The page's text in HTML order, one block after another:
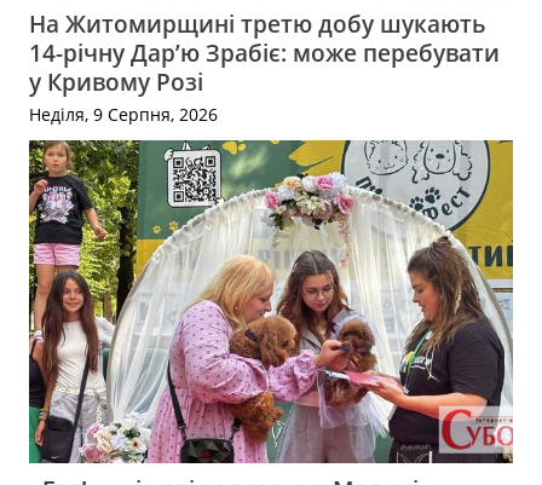
На Житомирщині третю добу шукають
14-річну Дар’ю Зрабіє: може перебувати
у Кривому Розі
Неділя, 9 Серпня, 2026